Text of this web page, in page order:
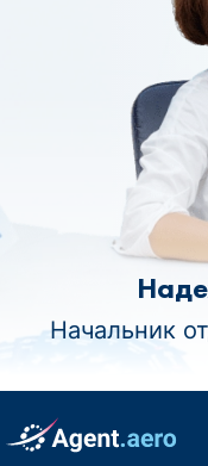
Начальник